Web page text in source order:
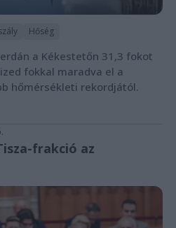
Hőség
a Kékestetőn 31,3 fokot
fokkal maradva el a
hőmérsékleti rekordjától.
frakció az